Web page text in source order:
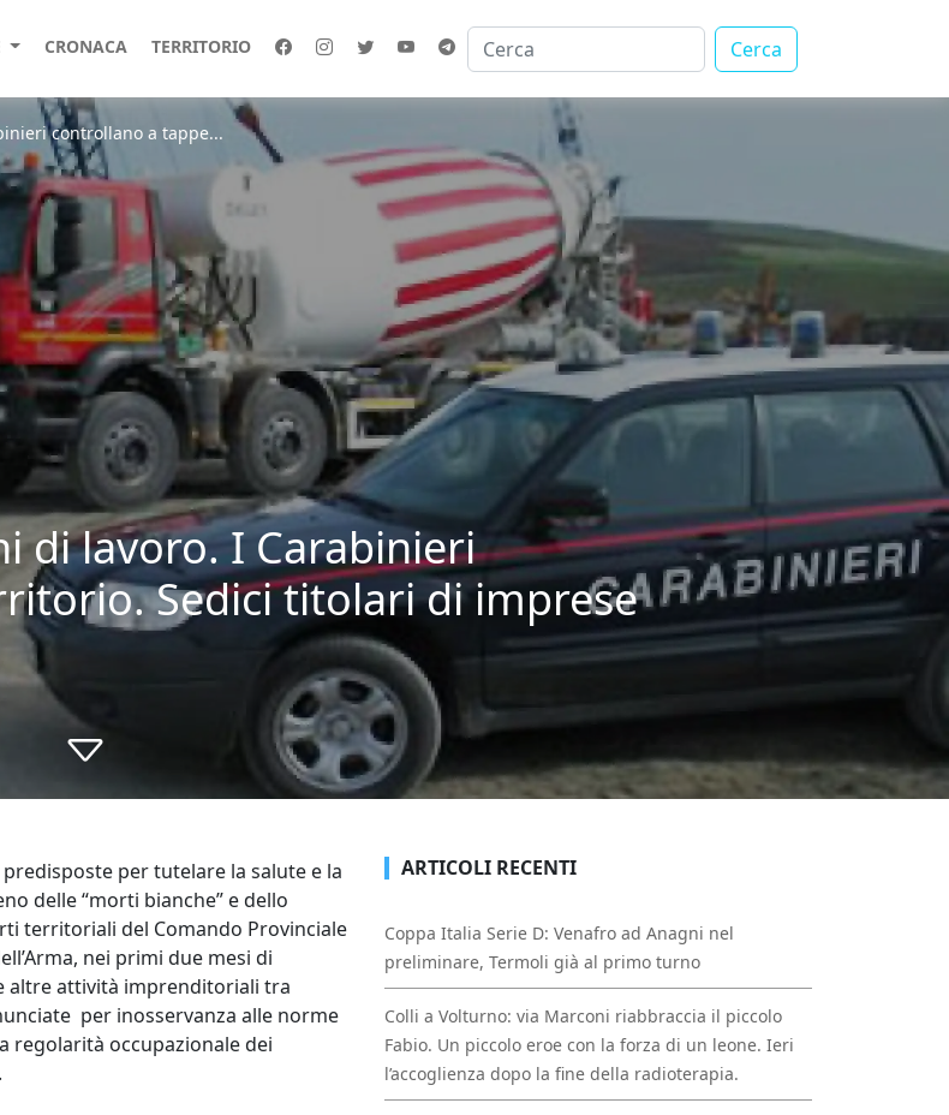
CRONACA TERRITORIO Cerca
controllano a tappe...
di lavoro. I Carabinieri
Sedici titolari di imprese
per tutelare la salute e la
delle “morti bianche” e dello
territoriali del Comando Provinciale
nei primi due mesi di
altre attività imprenditoriali tra
per inosservanza alle norme
regolarità occupazionale dei
ARTICOLI RECENTI
Coppa Italia Serie D: Venafro ad Anagni nel
preliminare, Termoli già al primo turno
Colli a Volturno: via Marconi riabbraccia il piccolo
Fabio. Un piccolo eroe con la forza di un leone. Ieri
l’accoglienza dopo la fine della radioterapia.